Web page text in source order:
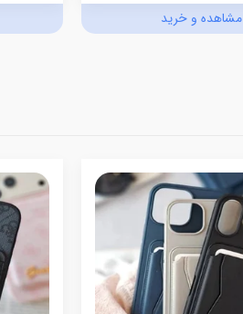
مشاهده و خرید